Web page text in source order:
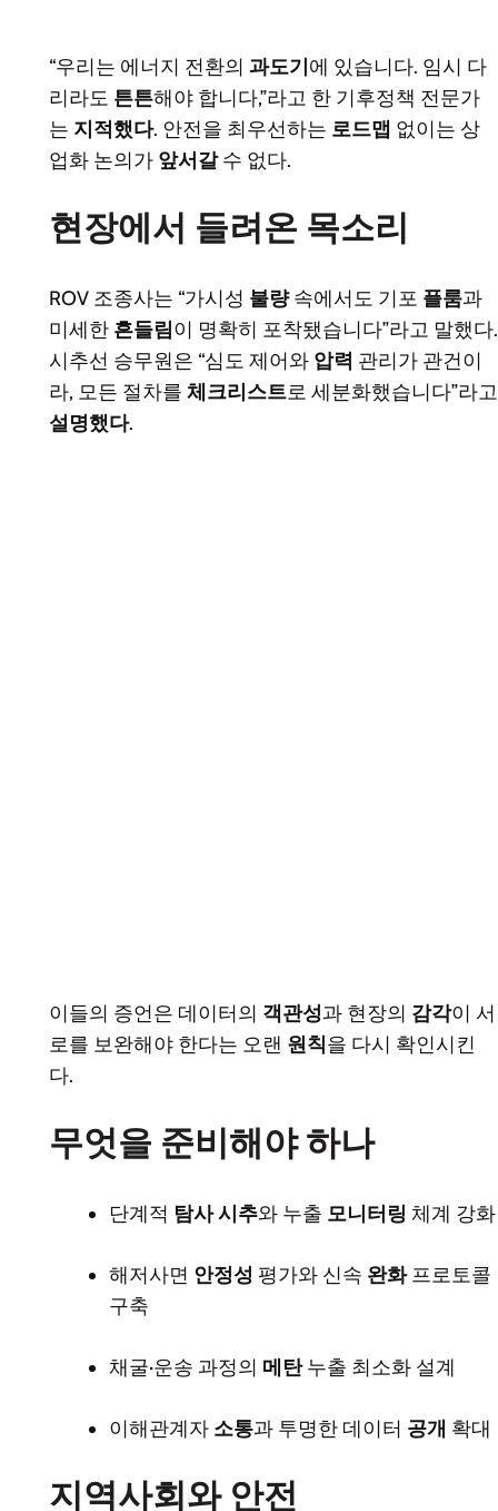
“우리는 에너지 전환의 과도기 에 있습니다. 임시 다
리라도 튼튼해야 합니다,”라고 한 기후정책 전문가
는 지적했다. 안전을 최우선하는 로드맵 없이는 상
업화 논의가 앞서갈수 없다.
현장에서 들려온 목소리
ROV 조종사는 “가시성 불량속에서도 기포 플룸과
미세한 흔들림이 명확히 포착됐습니다”라고 말했다.
시추선 승무원은 “심도 제어와 압력 관리가 관건이
라, 모든 절차를 체크리스트로 세분화했습니다”라고
설명했다.
이들의 증언은 데이터의 객관성과 현장의 감각이 서
로를 보완해야 한다는 오랜 원칙을 다시 확인시킨
다.
무엇을 준비해야 하나
단계적 탐사 시추와 누출 모니터링 체계 강화
해저사면 안정성 평가와 신속 완화프로토콜
구축
채굴·운송 과정의 메탄누출 최소화 설계
이해관계자 소통과 투명한 데이터 공개 확대
지역사회와 안전